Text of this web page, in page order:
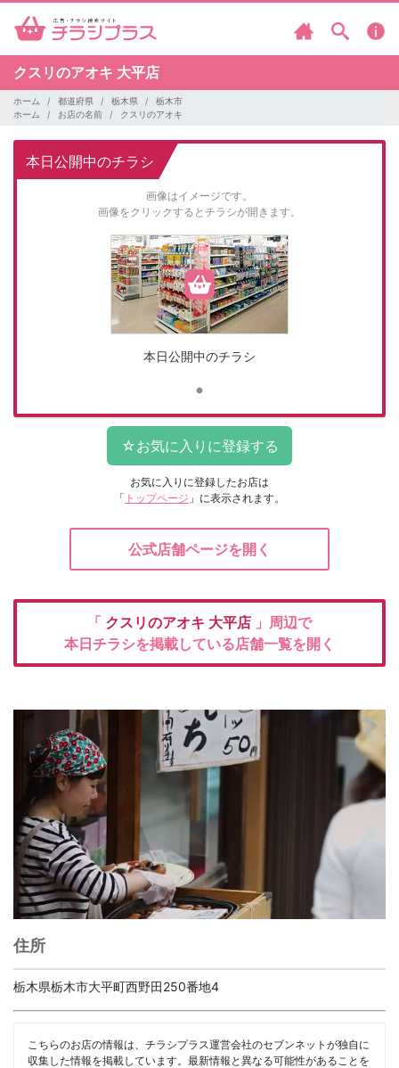
クスリのアオキ 大平店
ホーム 都道府県 栃木県
栃木市
ホーム
お店の名前 クスリのアオキ
本日公開中のチラシ
画像はイメージです。
画像をクリックするとチラシが開きます。
本日公開中のチラシ
お気に入りに登録したお店は
「 トップページ 」に表示されます。
公式店舗ページを開く
「 クスリのアオキ 大平店 」周辺で
本日チラシを掲載している店舗一覧を開く
住所
栃木県栃木市大平町西野田250番地4
こちらのお店の情報は、チラシプラス運営会社のセブンネットが独自に
収集した情報を掲載しています。最新情報と異なる可能性があることを